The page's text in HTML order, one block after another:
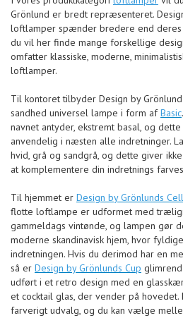
Grönlund er bredt repræsenteret.
loftlamper spænder bredere end deres
du vil her finde mange forskellige
omfatter klassiske, moderne,
loftlamper.
Til kontoret tilbyder Design by
sandhed universel lampe i form afBasic
navnet antyder, ekstremt basal, og
anvendelig i næsten alle indretninger.
hvid, grå og sandgrå, og dette giver
at komplementere din indretnings
Til hjemmet er Design by Grönlunds
flotte loftlampe er udformet med
gammeldags vintønde, og lampen gør
moderne skandinavisk hjem, hvor
indretningen. Hvis du derimod har en
så er Design by Grönlunds Cup
udført i et retro design med en
et cocktail glas, der vender på
farverigt udvalg, og du kan vælge